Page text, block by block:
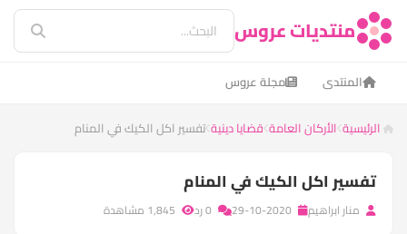
منتديات عروس
المنتدى مجلة عروس
الرئيسية الأركان العامة قضايا دينية تفسير اكل الكيك في المنام
تفسير اكل الكيك في المنام
منار ابراهيم